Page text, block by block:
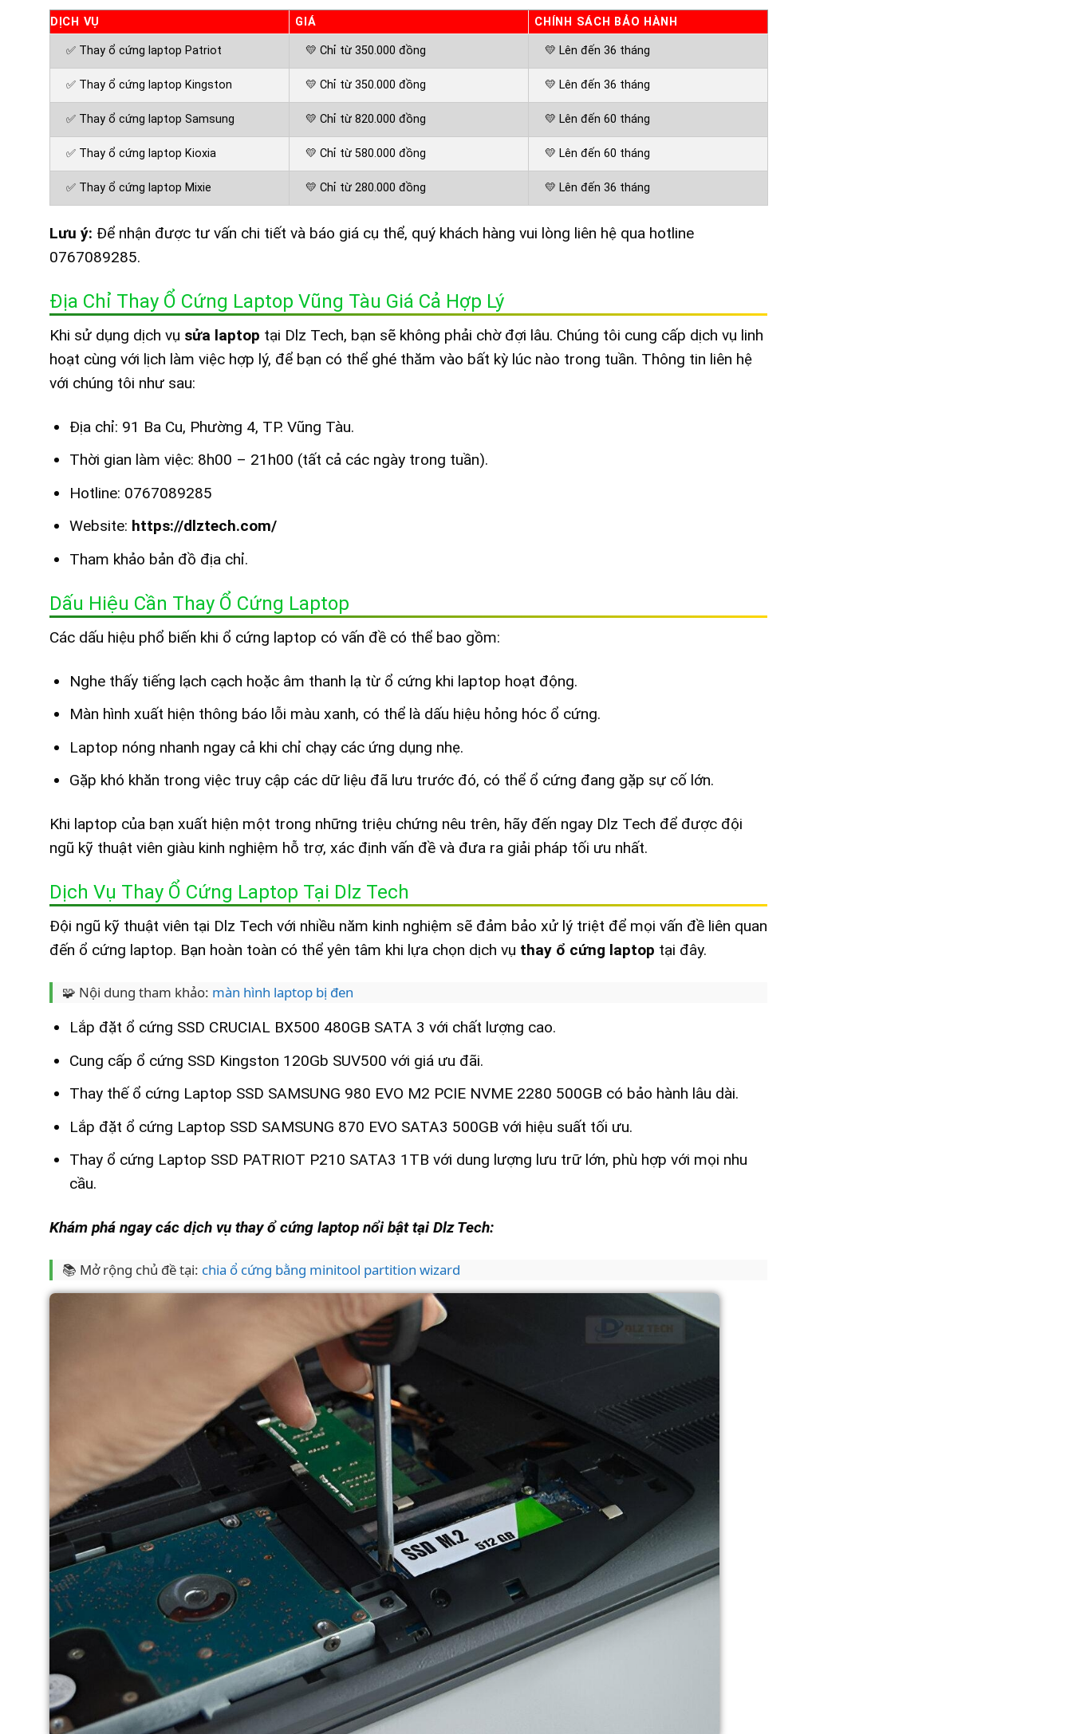
DỊCH VỤ GIÁ CHÍNH SÁCH BẢO HÀNH
✅ Thay ổ cứng laptop Patriot 💛 Chỉ từ 350.000 đồng 💛 Lên đến 36 tháng
✅ Thay ổ cứng laptop Kingston 💛 Chỉ từ 350.000 đồng 💛 Lên đến 36 tháng
✅ Thay ổ cứng laptop Samsung 💛 Chỉ từ 820.000 đồng 💛 Lên đến 60 tháng
✅ Thay ổ cứng laptop Kioxia 💛 Chỉ từ 580.000 đồng 💛 Lên đến 60 tháng
✅ Thay ổ cứng laptop Mixie 💛 Chỉ từ 280.000 đồng 💛 Lên đến 36 tháng
Lưu ý: Để nhận được tư vấn chi tiết và báo giá cụ thể, quý khách hàng vui lòng liên hệ qua hotline
0767089285.
Địa Chỉ Thay Ổ Cứng Laptop Vũng Tàu Giá Cả Hợp Lý
Khi sử dụng dịch vụ sửa laptop tại Dlz Tech, bạn sẽ không phải chờ đợi lâu. Chúng tôi cung cấp dịch vụ linh
hoạt cùng với lịch làm việc hợp lý, để bạn có thể ghé thăm vào bất kỳ lúc nào trong tuần. Thông tin liên hệ
với chúng tôi như sau:
Địa chỉ: 91 Ba Cu, Phường 4, TP. Vũng Tàu.
Thời gian làm việc: 8h00 – 21h00 (tất cả các ngày trong tuần).
Hotline: 0767089285
Website: https://dlztech.com/
Tham khảo bản đồ địa chỉ.
Dấu Hiệu Cần Thay Ổ Cứng Laptop
Các dấu hiệu phổ biến khi ổ cứng laptop có vấn đề có thể bao gồm:
Nghe thấy tiếng lạch cạch hoặc âm thanh lạ từ ổ cứng khi laptop hoạt động.
Màn hình xuất hiện thông báo lỗi màu xanh, có thể là dấu hiệu hỏng hóc ổ cứng.
Laptop nóng nhanh ngay cả khi chỉ chạy các ứng dụng nhẹ.
Gặp khó khăn trong việc truy cập các dữ liệu đã lưu trước đó, có thể ổ cứng đang gặp sự cố lớn.
Khi laptop của bạn xuất hiện một trong những triệu chứng nêu trên, hãy đến ngay Dlz Tech để được đội
ngũ kỹ thuật viên giàu kinh nghiệm hỗ trợ, xác định vấn đề và đưa ra giải pháp tối ưu nhất.
Dịch Vụ Thay Ổ Cứng Laptop Tại Dlz Tech
Đội ngũ kỹ thuật viên tại Dlz Tech với nhiều năm kinh nghiệm sẽ đảm bảo xử lý triệt để mọi vấn đề liên quan
đến ổ cứng laptop. Bạn hoàn toàn có thể yên tâm khi lựa chọn dịch vụ thay ổ cứng laptop tại đây.
🧩 Nội dung tham khảo: màn hình laptop bị đen
Lắp đặt ổ cứng SSD CRUCIAL BX500 480GB SATA 3 với chất lượng cao.
Cung cấp ổ cứng SSD Kingston 120Gb SUV500 với giá ưu đãi.
Thay thế ổ cứng Laptop SSD SAMSUNG 980 EVO M2 PCIE NVME 2280 500GB có bảo hành lâu dài.
Lắp đặt ổ cứng Laptop SSD SAMSUNG 870 EVO SATA3 500GB với hiệu suất tối ưu.
Thay ổ cứng Laptop SSD PATRIOT P210 SATA3 1TB với dung lượng lưu trữ lớn, phù hợp với mọi nhu
cầu.
Khám phá ngay các dịch vụ thay ổ cứng laptop nổi bật tại Dlz Tech:
📚 Mở rộng chủ đề tại: chia ổ cứng bằng minitool partition wizard